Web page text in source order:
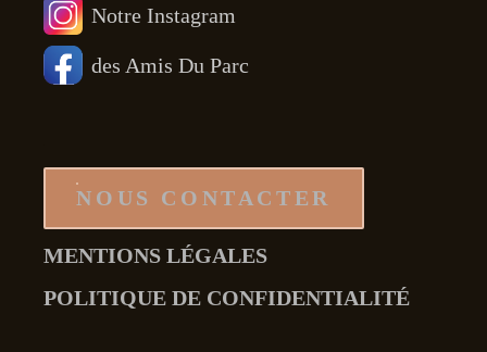
Notre Instagram
des Amis Du Parc
NOUS CONTACTER
MENTIONS LÉGALES
POLITIQUE DE CONFIDENTIALITÉ